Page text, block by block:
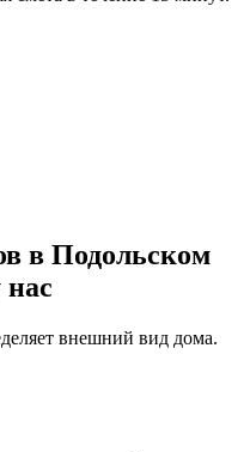
в Подольском
внешний вид дома.